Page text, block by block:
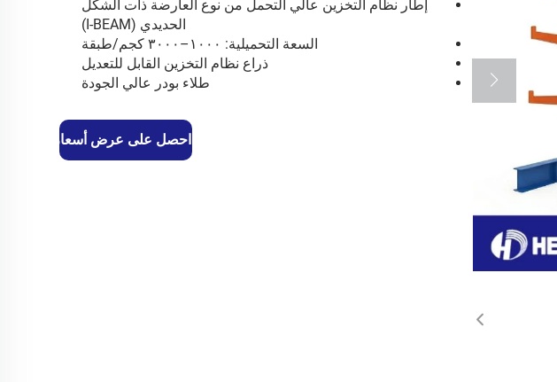
إطار نظام التخزين عالي التحمل من نوع العارضة ذات الشكل
الحديدي (I-BEAM)
السعة التحميلية: ١٠٠٠–٣٠٠٠ كجم/طبقة
ذراع نظام التخزين القابل للتعديل
طلاء بودر عالي الجودة
احصل على عرض أسعار